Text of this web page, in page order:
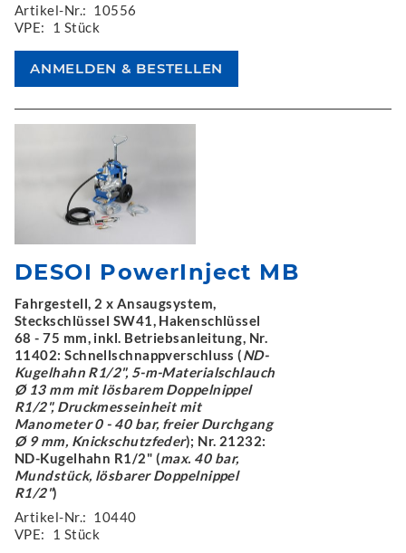
Artikel-Nr.: 10556
VPE:
1 Stück
DESOI PowerInject MB
Fahrgestell, 2 x Ansaugsystem,
Steckschlüssel SW41, Hakenschlüssel
68 - 75 mm, inkl. Betriebsanleitung, Nr.
11402: Schnellschnappverschluss (ND-
Kugelhahn R1/2", 5-m-Materialschlauch
Ø 13 mm mit lösbarem Doppelnippel
R1/2", Druckmesseinheit mit
Manometer 0 - 40 bar, freier Durchgang
Ø 9 mm, Knickschutzfeder); Nr. 21232:
ND-Kugelhahn R1/2" (max. 40 bar,
Mundstück, lösbarer Doppelnippel
R1/2")
Artikel-Nr.: 10440
VPE:
1 Stück